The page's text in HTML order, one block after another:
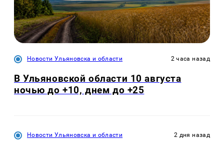
Новости Ульяновска и области 2 часа назад
В Ульяновской области 10 августа
ночью до +10, днем до +25
Новости Ульяновска и области 2 дня назад